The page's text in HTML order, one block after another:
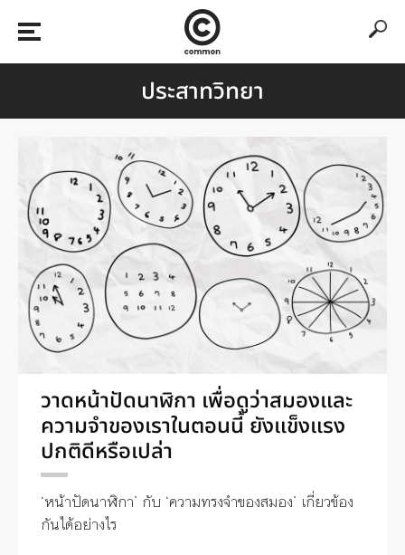
ประสาทวิทยา
วาดหน้าปัดนาฬิกา เพื่อดูว่าสมองและ
ความจำของเราในตอนนี้ ยังแข็งแรง
ปกติดีหรือเปล่า
‘หน้าปัดนาฬิกา’ กับ ‘ความทรงจำของสมอง’ เกี่ยวข้อง
กันได้อย่างไร